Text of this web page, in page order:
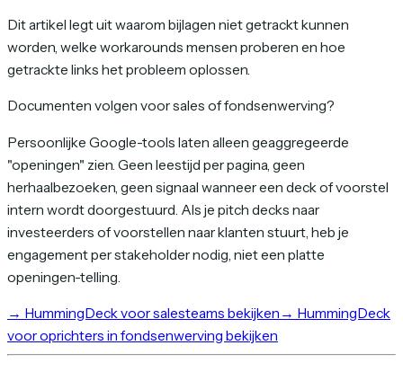
Dit artikel legt uit waarom bijlagen niet getrackt kunnen
worden, welke workarounds mensen proberen en hoe
getrackte links het probleem oplossen.
Documenten volgen voor sales of fondsenwerving?
Persoonlijke Google-tools laten alleen geaggregeerde
"openingen" zien. Geen leestijd per pagina, geen
herhaalbezoeken, geen signaal wanneer een deck of voorstel
intern wordt doorgestuurd. Als je pitch decks naar
investeerders of voorstellen naar klanten stuurt, heb je
engagement per stakeholder nodig, niet een platte
openingen-telling.
→ HummingDeck voor salesteams bekijken → HummingDeck
voor oprichters in fondsenwerving bekijken